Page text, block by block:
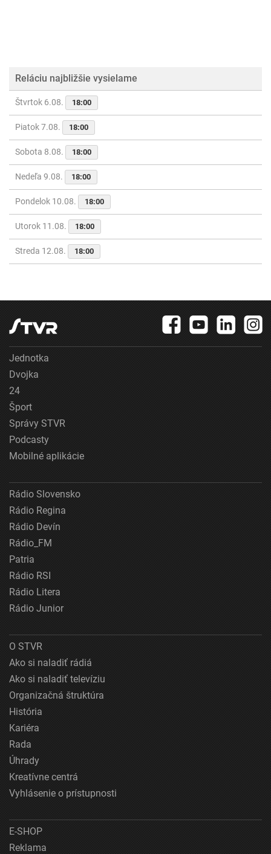
Reláciu najbližšie vysielame
Štvrtok 6.08. 18:00
Piatok 7.08. 18:00
Sobota 8.08. 18:00
Nedeľa 9.08. 18:00
Pondelok 10.08. 18:00
Utorok 11.08. 18:00
Streda 12.08. 18:00
Jednotka
Dvojka
24
Šport
Správy STVR
Podcasty
Mobilné aplikácie
Rádio Slovensko
Rádio Regina
Rádio Devín
Rádio_FM
Patria
Rádio RSI
Rádio Litera
Rádio Junior
O STVR
Ako si naladiť rádiá
Ako si naladiť televíziu
Organizačná štruktúra
História
Kariéra
Rada
Úhrady
Kreatívne centrá
Vyhlásenie o prístupnosti
E-SHOP
Reklama